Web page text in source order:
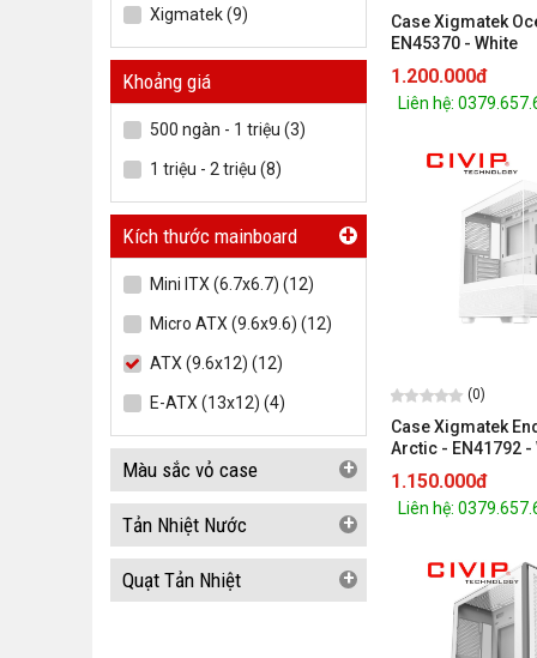
Case Xigmatek
EN45370 - White
1.200.000đ
Liên hệ:
(0)
Case Xigmatek
Arctic - EN41792 -
1.150.000đ
Liên hệ:
Xigmatek (9)
Khoảng giá
500 ngàn - 1 triệu (3)
1 triệu - 2 triệu (8)
Kích thước mainboard +
Mini ITX (6.7x6.7) (12)
Micro ATX (9.6x9.6) (12)
ATX (9.6x12) (12)
E-ATX (13x12) (4)
Màu sắc vỏ case +
Tản Nhiệt Nước +
Quạt Tản Nhiệt +